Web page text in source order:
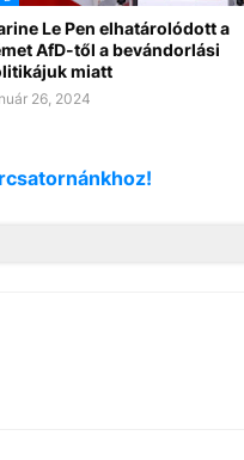
Le Pen elhatárolódott a
AfD-től a bevándorlási
miatt
26, 2024